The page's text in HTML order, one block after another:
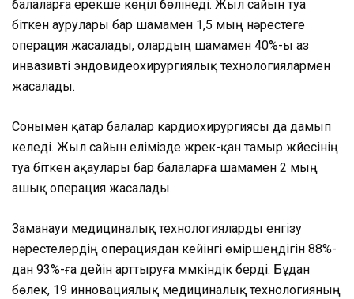
балаларға ерекше көңіл бөлінеді. Жыл сайын туа
біткен аурулары бар шамамен 1,5 мың нәрестеге
операция жасалады, олардың шамамен 40%-ы аз
инвазивті эндовидеохирургиялық технологиялармен
жасалады.
Сонымен қатар балалар кардиохирургиясы да дамып
келеді. Жыл сайын елімізде жүрек-қан тамыр жүйесінің
туа біткен ақаулары бар балаларға шамамен 2 мың
ашық операция жасалады.
Заманауи медициналық технологияларды енгізу
нәрестелердің операциядан кейінгі өміршеңдігін 88%-
дан 93%-ға дейін арттыруға мүмкіндік берді. Бұдан
бөлек, 19 инновациялық медициналық технологияның